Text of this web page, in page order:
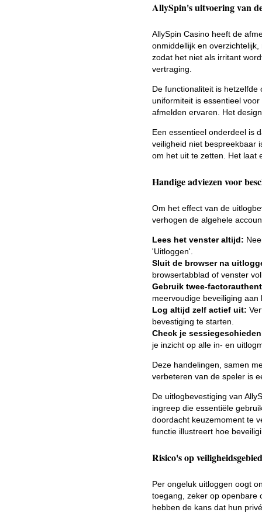
AllySpin's uitvoering van
AllySpin Casino heeft de
onmiddellijk en
zodat het niet als irritant
vertraging.
De functionaliteit is
uniformiteit is essentieel
afmelden ervaren. Het
Een essentieel onderdeel is
veiligheid niet bespreekbaar
om het uit te zetten. Het laat
Handige adviezen voor
Om het effect van de
verhogen de algehele
Lees het venster altijd:
'Uitloggen'.
Sluit de browser na
browsertabblad of venster
Gebruik twee-
meervoudige beveiliging
Log altijd zelf actief uit:
bevestiging te starten.
Check je
je inzicht op alle in- en
Deze handelingen, samen
verbeteren van de speler is
De uitlogbevestiging van
ingreep die essentiële
doordacht keuzemoment te
functie illustreert hoe
Risico's op
Per ongeluk uitloggen oogt
toegang, zeker op openbare
hebben de kans dat hun